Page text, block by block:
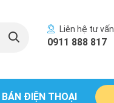
Liên hệ tư vấn
0911 888 817
ĐIỆN THOẠI